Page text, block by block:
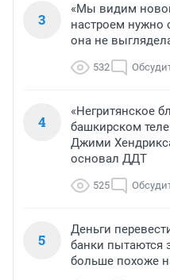
3
«Мы видим
настроем нужно
она не
532
4
«Негритянское
башкирском
Джими
основал ДДТ
525
5
Деньги
банки пытаются
больше похоже